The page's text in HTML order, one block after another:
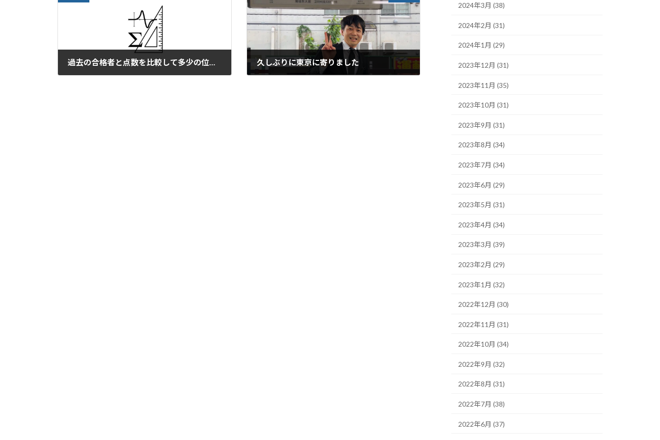
久しぶりに東京に寄りました
2024年3月 (38)
2024年2月 (31)
2024年1月 (29)
2023年12月 (31)
2023年11月 (35)
2023年10月 (31)
2023年9月 (31)
2023年8月 (34)
2023年7月 (34)
2023年6月 (29)
2023年5月 (31)
2023年4月 (34)
2023年3月 (39)
2023年2月 (29)
2023年1月 (32)
2022年12月 (30)
2022年11月 (31)
2022年10月 (34)
2022年9月 (32)
2022年8月 (31)
2022年7月 (38)
2022年6月 (37)